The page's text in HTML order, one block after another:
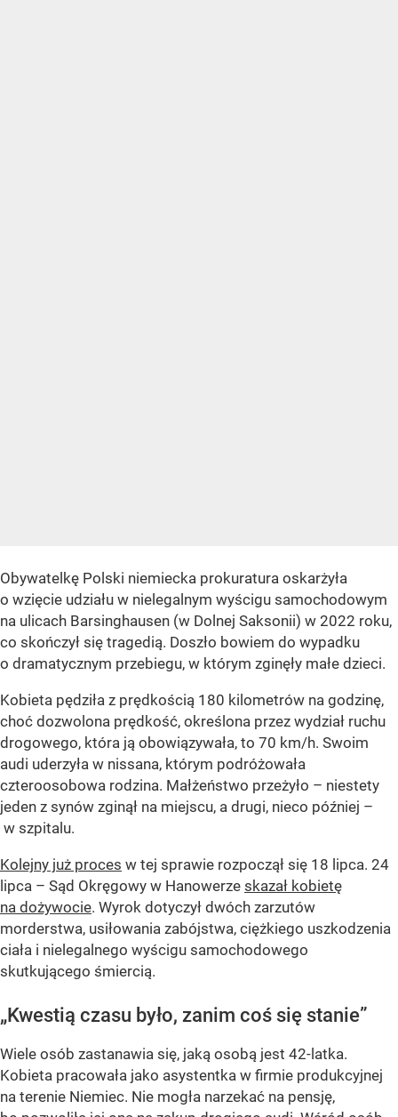
Obywatelkę Polski niemiecka prokuratura oskarżyła
o wzięcie udziału w nielegalnym wyścigu samochodowym
na ulicach Barsinghausen (w Dolnej Saksonii) w 2022 roku,
co skończył się tragedią. Doszło bowiem do wypadku
o dramatycznym przebiegu, w którym zginęły małe dzieci.
Kobieta pędziła z prędkością 180 kilometrów na godzinę,
choć dozwolona prędkość, określona przez wydział ruchu
drogowego, która ją obowiązywała, to 70 km/h. Swoim
audi uderzyła w nissana, którym podróżowała
czteroosobowa rodzina. Małżeństwo przeżyło – niestety
jeden z synów zginął na miejscu, a drugi, nieco później –
w szpitalu.
Kolejny już proces w tej sprawie rozpoczął się 18 lipca. 24
lipca – Sąd Okręgowy w Hanowerze skazał kobietę
na dożywocie. Wyrok dotyczył dwóch zarzutów
morderstwa, usiłowania zabójstwa, ciężkiego uszkodzenia
ciała i nielegalnego wyścigu samochodowego
skutkującego śmiercią.
„Kwestią czasu było, zanim coś się stanie”
Wiele osób zastanawia się, jaką osobą jest 42-latka.
Kobieta pracowała jako asystentka w firmie produkcyjnej
na terenie Niemiec. Nie mogła narzekać na pensję,